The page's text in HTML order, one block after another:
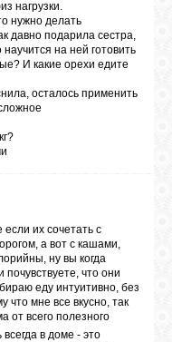
нагрузки.
нужно делать
давно подарила сестра,
на ней готовить
И какие орехи едите
осталось применить
их сочетать с
а вот с кашами,
ну вы когда
почувствуете, что они
еду интуитивно, без
что мне все вкусно, так
от всего полезного
в доме - это